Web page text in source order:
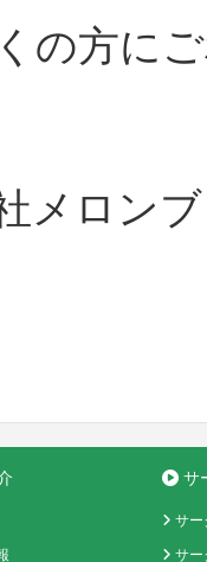
の方に
メロン
サ
サー
サー